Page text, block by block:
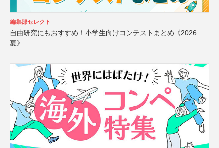
編集部セレクト
自由研究にもおすすめ！小学生向けコンテストまとめ《2026
夏》